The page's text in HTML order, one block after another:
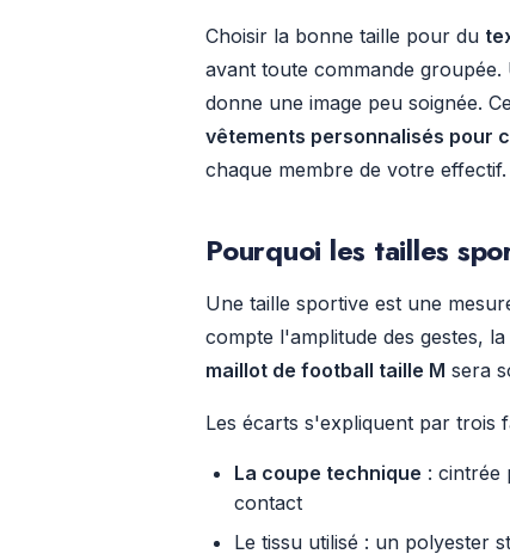
Choisir la bonne taille pour du
avant toute commande
donne une image peu soignée.
vêtements personnalisés pour
chaque membre de votre effectif.
Pourquoi les tailles
Une taille sportive est une
compte l'amplitude des gestes,
maillot de football taille M sera
Les écarts s'expliquent par trois
La coupe technique : cintrée
contact
Le tissu utilisé : un polyester